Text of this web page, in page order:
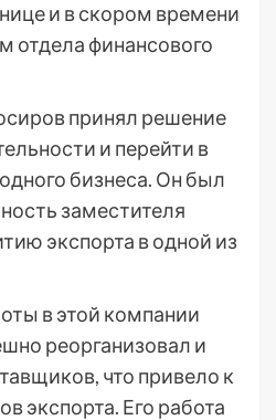
и в скором времени
отдела финансового
принял решение
и перейти в
бизнеса. Он был
заместителя
экспорта в одной из
в этой компании
реорганизовал и
что привело к
экспорта. Его работа